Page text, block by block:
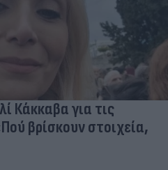
Κάκκαβα για τις
βρίσκουν στοιχεία,